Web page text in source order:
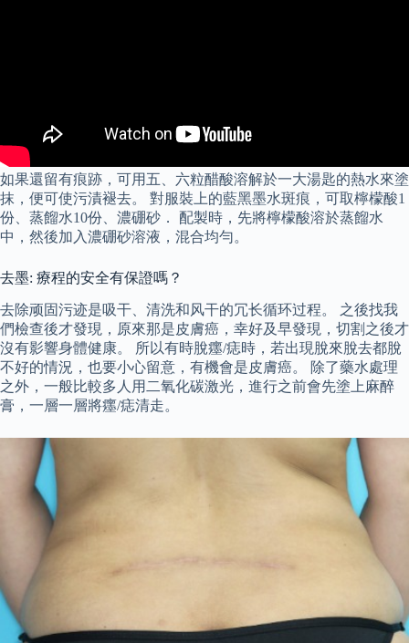
如果還留有痕跡，可用五、六粒醋酸溶解於一大湯匙的熱水來塗
抹，便可使污漬褪去。 對服裝上的藍黑墨水斑痕，可取檸檬酸1
份、蒸餾水10份、濃硼砂． 配製時，先將檸檬酸溶於蒸餾水
中，然後加入濃硼砂溶液，混合均勻。
去墨: 療程的安全有保證嗎？
去除顽固污迹是吸干、清洗和风干的冗长循环过程。 之後找我
們檢查後才發現，原來那是皮膚癌，幸好及早發現，切割之後才
沒有影響身體健康。 所以有時脫癦/痣時，若出現脫來脫去都脫
不好的情況，也要小心留意，有機會是皮膚癌。 除了藥水處理
之外，一般比較多人用二氧化碳激光，進行之前會先塗上麻醉
膏，一層一層將癦/痣清走。